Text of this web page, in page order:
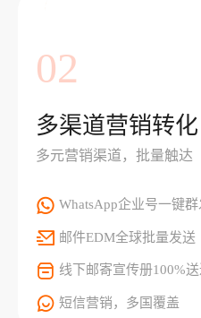
02
多渠道营销转化
多元营销渠道，批量触达
WhatsApp企业号一键群
邮件EDM全球批量发送
线下邮寄宣传册100%送
短信营销，多国覆盖